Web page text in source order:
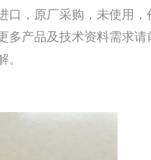
口，原厂采购，未使用，
多产品及技术资料需求请